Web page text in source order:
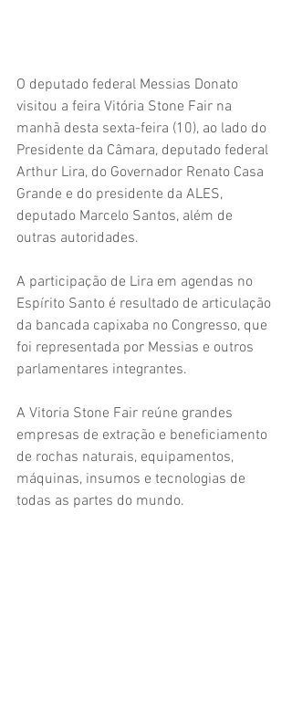
O deputado federal Messias Donato
visitou a feira Vitória Stone Fair na
manhã desta sexta-feira (10), ao lado do
Presidente da Câmara, deputado federal
Arthur Lira, do Governador Renato Casa
Grande e do presidente da ALES,
deputado Marcelo Santos, além de
outras autoridades.
A participação de Lira em agendas no
Espírito Santo é resultado de articulação
da bancada capixaba no Congresso, que
foi representada por Messias e outros
parlamentares integrantes.
A Vitoria Stone Fair reúne grandes
empresas de extração e beneficiamento
de rochas naturais, equipamentos,
máquinas, insumos e tecnologias de
todas as partes do mundo.